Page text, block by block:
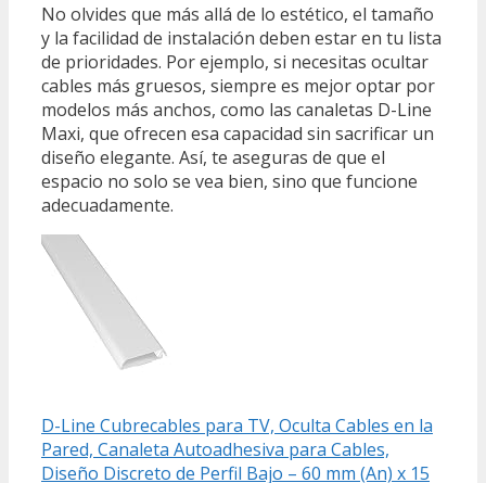
No olvides que más allá de lo estético, el tamaño
y la facilidad de instalación deben estar en tu lista
de prioridades. Por ejemplo, si necesitas ocultar
cables más gruesos, siempre es mejor optar por
modelos más anchos, como las canaletas D-Line
Maxi, que ofrecen esa capacidad sin sacrificar un
diseño elegante. Así, te aseguras de que el
espacio no solo se vea bien, sino que funcione
adecuadamente.
D-Line Cubrecables para TV, Oculta Cables en la
Pared, Canaleta Autoadhesiva para Cables,
Diseño Discreto de Perfil Bajo – 60 mm (An) x 15